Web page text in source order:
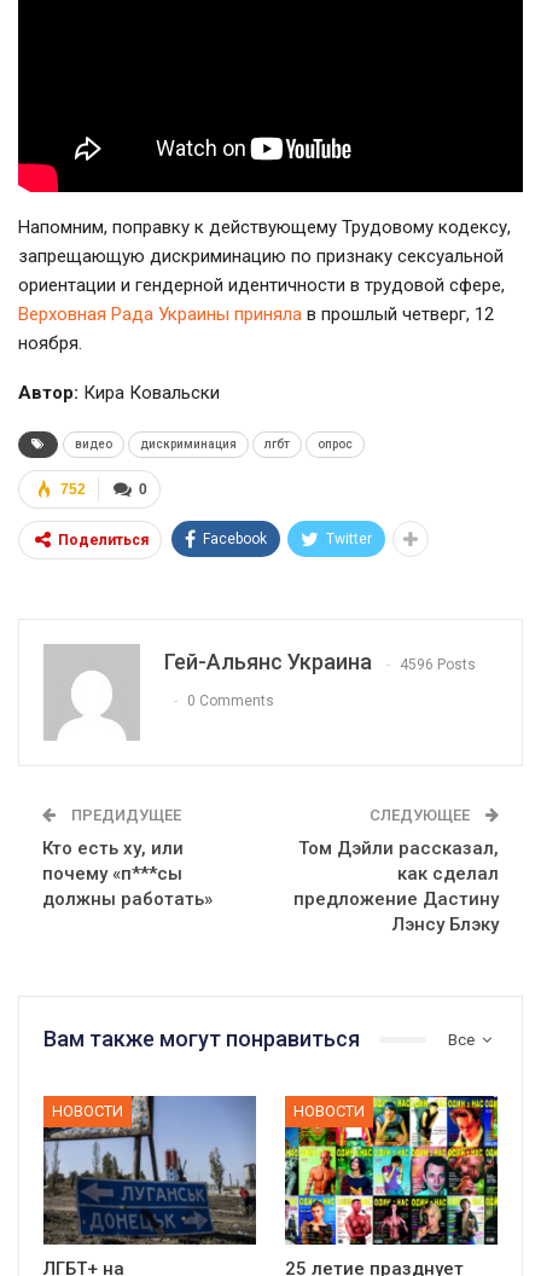
Напомним, поправку к действующему Трудовому кодексу,
запрещающую дискриминацию по признаку сексуальной
ориентации и гендерной идентичности в трудовой сфере,
Верховная Рада Украины приняла в прошлый четверг, 12
ноября.
Автор: Кира Ковальски
видео дискриминация лгбт опрос
0
752
Поделиться Facebook Twitter
Гей-Альянс Украина 4596 Posts
0 Comments
ПРЕДИДУЩЕЕ
Кто есть ху, или
почему «п***сы
должны работать»
СЛЕДУЮЩЕЕ
Том Дэйли рассказал,
как сделал
предложение Дастину
Лэнсу Блэку
Все
Вам также могут понравиться
НОВОСТИ
ЛГБТ+ на
НОВОСТИ
25 летие празднует